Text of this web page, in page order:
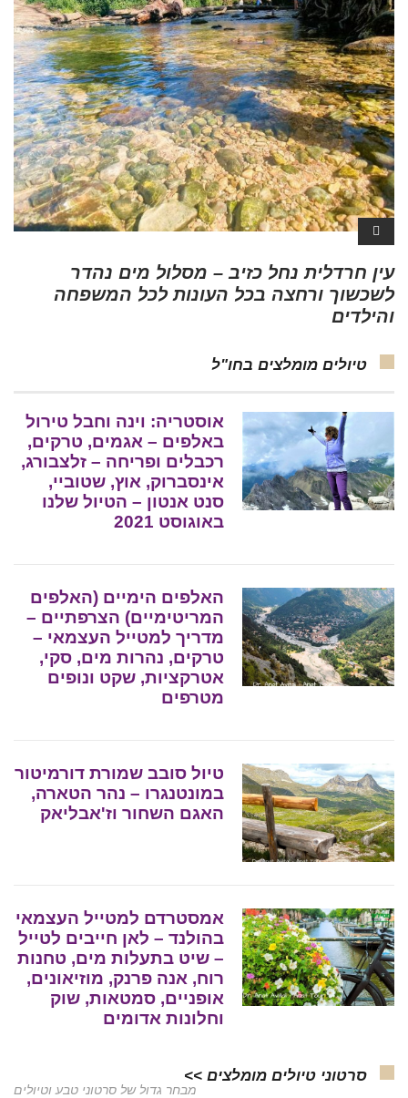
עין חרדלית נחל כזיב – מסלול מים נהדר
לשכשוך ורחצה בכל העונות לכל המשפחה
והילדים
טיולים מומלצים בחו"ל
אוסטריה: וינה וחבל טירול
באלפים – אגמים, טרקים,
רכבלים ופריחה – זלצבורג,
אינסברוק, אוץ, שטוביי,
סנט אנטון – הטיול שלנו
באוגוסט 2021
האלפים הימיים (האלפים
המריטימיים) הצרפתיים –
מדריך למטייל העצמאי –
טרקים, נהרות מים, סקי,
אטרקציות, שקט ונופים
מטרפים
טיול סובב שמורת דורמיטור
במונטנגרו – נהר הטארה,
האגם השחור וז'אבליאק
אמסטרדם למטייל העצמאי
בהולנד – לאן חייבים לטייל
– שיט בתעלות מים, טחנות
רוח, אנה פרנק, מוזיאונים,
אופניים, סמטאות, שוק
וחלונות אדומים
סרטוני טיולים מומלצים >>
מבחר גדול של סרטוני טבע וטיולים